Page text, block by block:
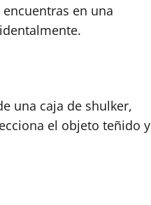
en una
una caja de shulker,
el objeto teñido y